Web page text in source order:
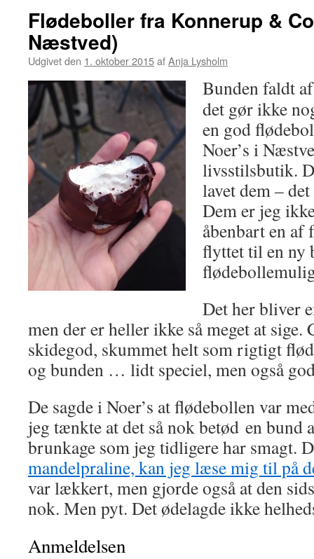
Flødeboller fra Konnerup &
Næstved)
Udgivet den 1. oktober 2015afAnja Lysholm
Bunden faldt
det gør ikke
en god
Noer’s i
livsstilsbutik.
lavet dem –
Dem er jeg
åbenbart en af
flyttet til en ny
Det her bliver
men der er heller ikke så meget at sige.
skidegod, skummet helt som rigtigt
og bunden … lidt speciel, men også
De sagde i Noer’s at flødebollen var
jeg tænkte at det så nok betød en bund
brunkage som jeg tidligere har smagt.
mandelpraline, kan jeg læse mig til på
var lækkert, men gjorde også at den
nok. Men pyt. Det ødelagde ikke
Anmeldelsen